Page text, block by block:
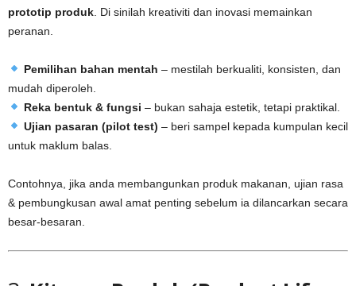
prototip produk . Di sinilah kreativiti dan inovasi memainkan
peranan.
Pemilihan bahan mentah – mestilah berkualiti, konsisten, dan
mudah diperoleh.
Reka bentuk & fungsi – bukan sahaja estetik, tetapi praktikal.
Ujian pasaran (pilot test) – beri sampel kepada kumpulan kecil
untuk maklum balas.
Contohnya, jika anda membangunkan produk makanan, ujian rasa
& pembungkusan awal amat penting sebelum ia dilancarkan secara
besar-besaran.